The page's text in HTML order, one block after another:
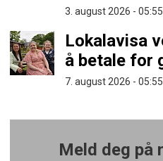
3. august 2026 - 05:55
Lokalavisa
å betale for
7. august 2026 - 05:55
Meld deg på